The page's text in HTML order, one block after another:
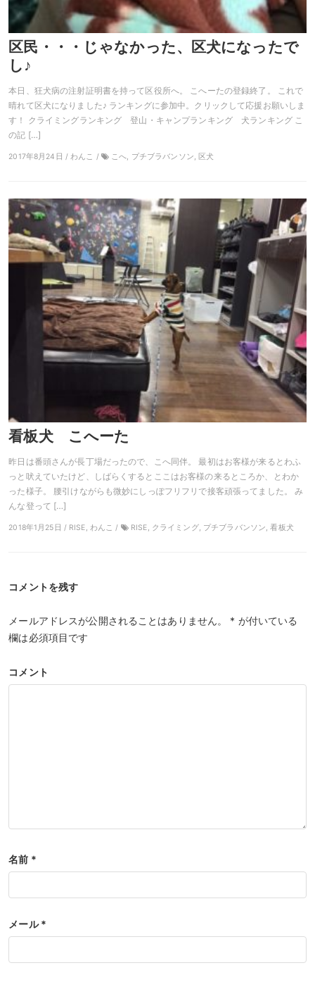
区民・・・じゃなかった、区犬になったで
し♪
本日、狂犬病の注射証明書を持って区役所へ。 こへーたの登録終了。 これで
晴れて区犬になりました♪ ランキングに参加中。クリックして応援お願いしま
す！ クライミングランキング 登山・キャンプランキング 犬ランキング こ
の記 […]
2017年8月24日 / わんこ / こへ, プチブラバンソン, 区犬
看板犬 こへーた
昨日は番頭さんが長丁場だったので、こへ同伴。 最初はお客様が来るとわふ
っと吠えていたけど、しばらくするとここはお客様の来るところか、とわか
った様子。 腰引けながらも微妙にしっぽフリフリで接客頑張ってました。 み
んな登って […]
2018年1月25日 / RISE, わんこ / RISE, クライミング, プチブラバンソン, 看板犬
コメントを残す
メールアドレスが公開されることはありません。 * が付いている
欄は必須項目です
コメント
名前 *
メール*